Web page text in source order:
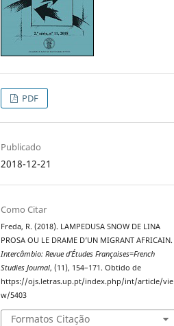
PDF
Publicado
2018-12-21
Como Citar
Freda, R. (2018). LAMPEDUSA SNOW DE LINA
PROSA OU LE DRAME D’UN MIGRANT AFRICAIN.
Intercâmbio: Revue d’Études Françaises=French
Studies Journal, (11), 154–171. Obtido de
https://ojs.letras.up.pt/index.php/int/article/vie
w/5403
Formatos Citação